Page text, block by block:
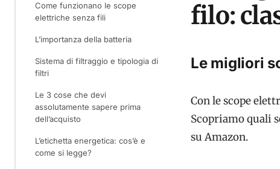
Come funzionano le scope
elettriche senza fili
L’importanza della batteria
Sistema di filtraggio e tipologia di
filtri
Le 3 cose che devi
assolutamente sapere prima
dell’acquisto
L’etichetta energetica: cos’è e
come si legge?
filo:
Le migliori
Con le scope
Scopriamo quali
su Amazon.